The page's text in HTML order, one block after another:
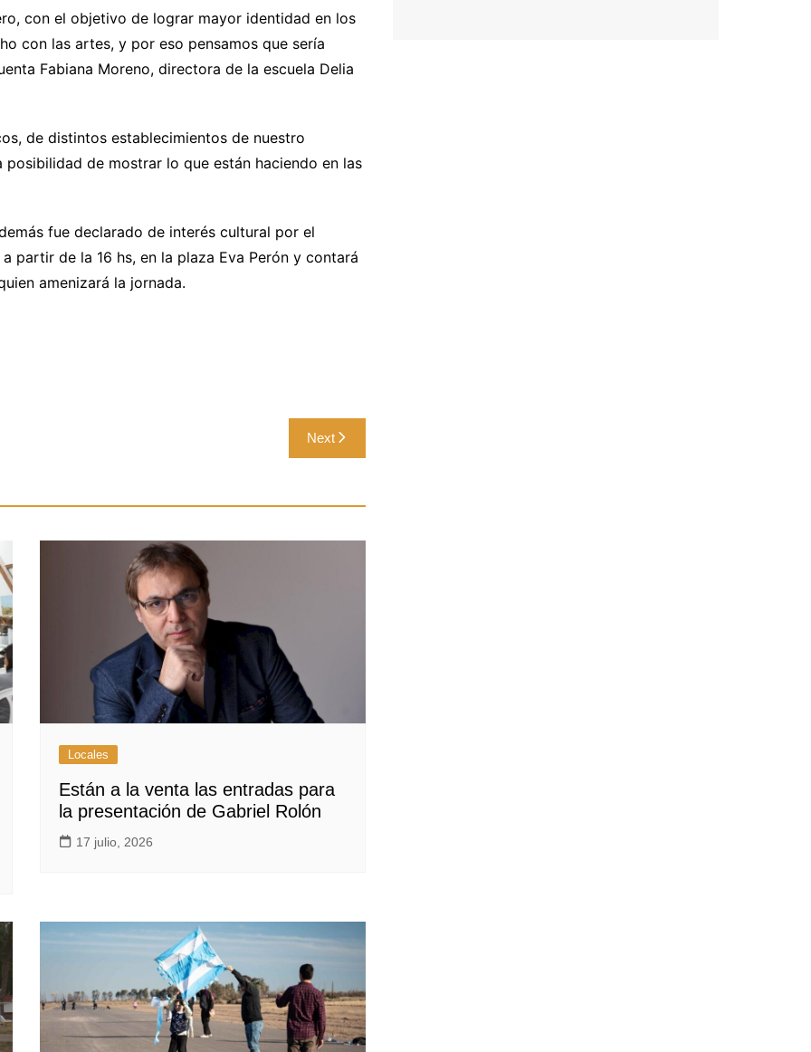
con el objetivo de lograr mayor identidad en los
con las artes, y por eso pensamos que sería
Fabiana Moreno, directora de la escuela Delia
de distintos establecimientos de nuestro
de mostrar lo que están haciendo en las
fue declarado de interés cultural por el
partir de la 16 hs, en la plaza Eva Perón y contará
amenizará la jornada.
Next
Locales
Están a la venta las entradas para
la presentación de Gabriel Rolón
17 julio, 2026